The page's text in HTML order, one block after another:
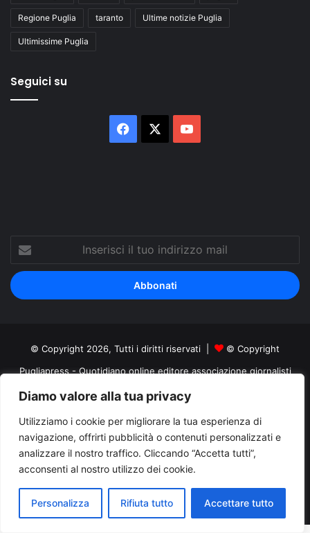
Diamo valore alla tua privacy
Utilizziamo i cookie per migliorare la tua esperienza di
navigazione, offrirti pubblicità o contenuti personalizzati e
analizzare il nostro traffico. Cliccando “Accetta tutti”,
acconsenti al nostro utilizzo dei cookie.
Personalizza Rifiuta tutto Accettare tutto
Regione Puglia taranto Ultime notizie Puglia
Ultimissime Puglia
Seguici su
Facebook
tuo
indirizzo
mail
© Copyright 2026, Tutti i diritti riservati |
© Copyright
Pugliapress - Quotidiano online editore associazione giornalisti
riuniti registrato presso il tribunale di Taranto al n. 569/2000 del
24/10/2000. Direttore responsabile Antonio Rubino
Cerco/Vendo
Offerte di lavoro Puglia Archivio
Contatti
Cookies Policy
Privacy Policy Info pubblicità elettorale
Facebook
X